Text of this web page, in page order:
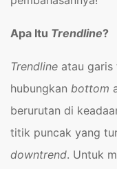
Apa Itu Trendline?
Trendline atau garis
hubungkan bottom
berurutan di
titik puncak yang
downtrend. Untuk